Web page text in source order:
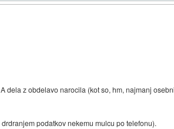
dela z obdelavo narocila (kot so, hm, najmanj
podatkov nekemu mulcu po telefonu).